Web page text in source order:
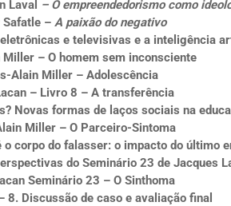
Laval – O empreendedorismo como
– A paixão do negativo
e televisivas e a inteligência
– O homem sem inconsciente
Alain Miller – Adolescência
– Livro 8 – A transferência
Novas formas de laços sociais na
Miller – O Parceiro-Sintoma
corpo do falasser: o impacto do último
do Seminário 23 de Jacques
Seminário 23 – O Sinthoma
8. Discussão de caso e avaliação final